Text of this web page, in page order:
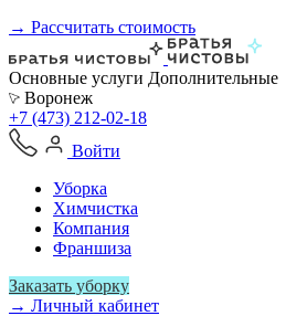
→ Рассчитать стоимость
Основные услуги Дополнительные
Воронеж
+7 (473) 212-02-18
Войти
Уборка
Химчистка
Компания
Франшиза
Заказать уборку
→ Личный кабинет